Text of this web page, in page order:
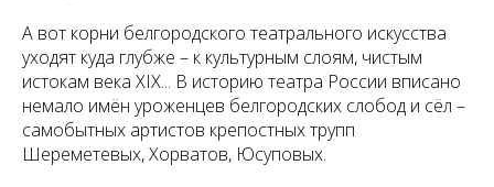
А вот корни белгородского театрального искусства
уходят куда глубже – к культурным слоям, чистым
истокам века XIX... В историю театра России вписано
немало имён уроженцев белгородских слобод и сёл –
самобытных артистов крепостных трупп
Шереметевых, Хорватов, Юсуповых.